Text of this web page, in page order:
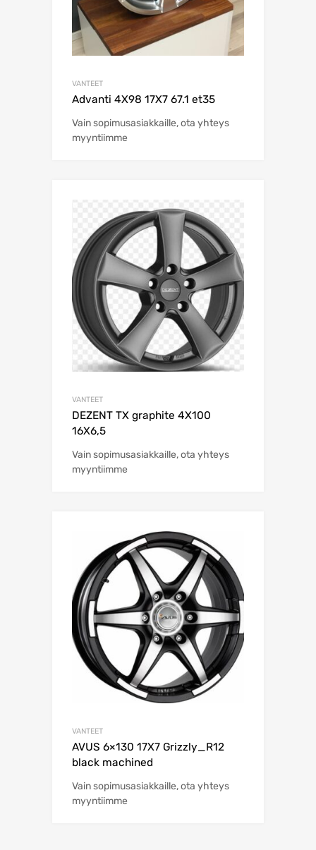
VANTEET
Advanti 4X98 17X7 67.1 et35
Vain sopimusasiakkaille, ota yhteys
myyntiimme
VANTEET
DEZENT TX graphite 4X100
16X6,5
Vain sopimusasiakkaille, ota yhteys
myyntiimme
VANTEET
AVUS 6×130 17X7 Grizzly_R12
black machined
Vain sopimusasiakkaille, ota yhteys
myyntiimme